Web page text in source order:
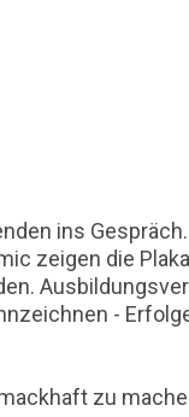
ins
zeigen die
-
zu